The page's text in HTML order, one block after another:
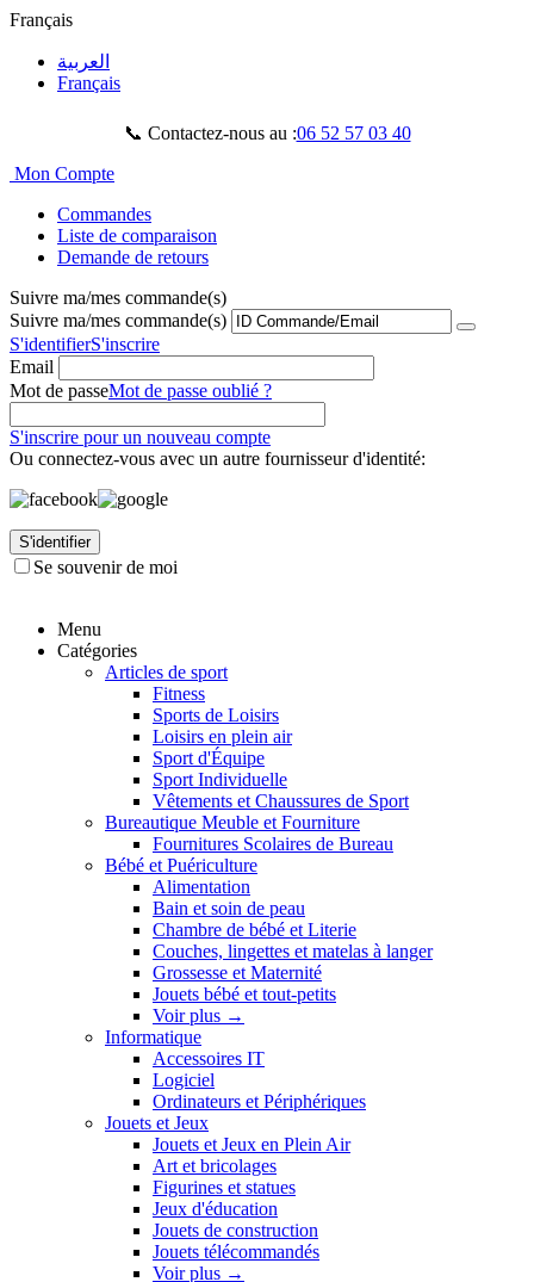
Français
العربية
Français
📞 Contactez-nous au :06 52 57 03 40
Mon Compte
Commandes
Liste de comparaison
Demande de retours
Suivre ma/mes commande(s)
Suivre ma/mes commande(s)
S'identifierS'inscrire
Email
Mot de passeMot de passe oublié ?
S'inscrire pour un nouveau compte
Ou connectez-vous avec un autre fournisseur d'identité:
S'identifier
Se souvenir de moi
Menu
Catégories
Articles de sport
Fitness
Sports de Loisirs
Loisirs en plein air
Sport d'Équipe
Sport Individuelle
Vêtements et Chaussures de Sport
Bureautique Meuble et Fourniture
Fournitures Scolaires de Bureau
Bébé et Puériculture
Alimentation
Bain et soin de peau
Chambre de bébé et Literie
Couches, lingettes et matelas à langer
Grossesse et Maternité
Jouets bébé et tout-petits
Voir plus →
Informatique
Accessoires IT
Logiciel
Ordinateurs et Périphériques
Jouets et Jeux
Jouets et Jeux en Plein Air
Art et bricolages
Figurines et statues
Jeux d'éducation
Jouets de construction
Jouets télécommandés
Voir plus →